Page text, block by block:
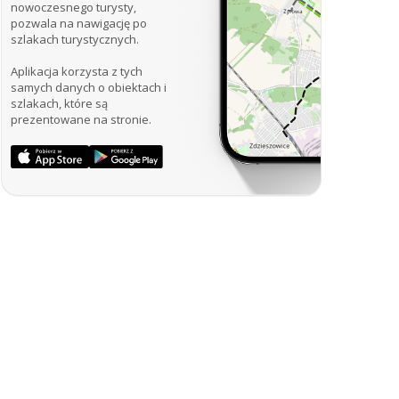
nowoczesnego turysty,
pozwala na nawigację po
szlakach turystycznych.
Aplikacja korzysta z tych
samych danych o obiektach i
szlakach, które są
prezentowane na stronie.